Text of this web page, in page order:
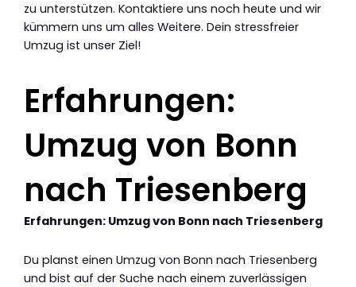
zu unterstützen. Kontaktiere uns noch heute und wir
kümmern uns um alles Weitere. Dein stressfreier
Umzug ist unser Ziel!
Erfahrungen:
Umzug von Bonn
nach Triesenberg
Erfahrungen: Umzug von Bonn nach Triesenberg
Du planst einen Umzug von Bonn nach Triesenberg
und bist auf der Suche nach einem zuverlässigen